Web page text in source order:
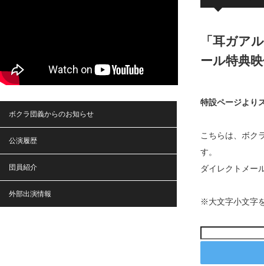
「耳ガア
ール特典
特設ページより
こちらは、ボク
す。
ダイレクトメー
※大文字小文字
ボクラ団義からのお知らせ
公演履歴
団員紹介
外部出演情報